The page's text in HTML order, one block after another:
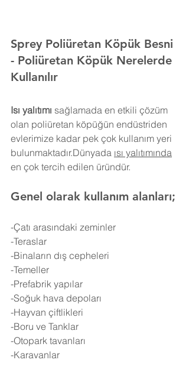
Sprey Poliüretan Köpük Besni
- Poliüretan Köpük Nerelerde
Kullanılır
Isı yalıtımı sağlamada en etkili çözüm
olan poliüretan köpüğün endüstriden
evlerimize kadar pek çok kullanım yeri
bulunmaktadır.Dünyada ısı yalıtımında
en çok tercih edilen üründür.
Genel olarak kullanım alanları;
-Çatı arasındaki zeminler
-Teraslar
-Binaların dış cepheleri
-Temeller
-Prefabrik yapılar
-Soğuk hava depoları
-Hayvan çiftlikleri
-Boru ve Tanklar
-Otopark tavanları
-Karavanlar